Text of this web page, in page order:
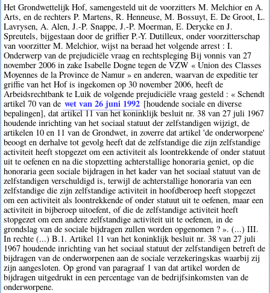
Het Grondwettelijk Hof, samengesteld uit de voorzitters M. Melchior en A.
Arts, en de rechters P. Martens, R. Henneuse, M. Bossuyt, E. De Groot, L.
Lavrysen, A. Alen, J.-P. Snappe, J.-P. Moerman, E. Derycke en J.
Spreutels, bijgestaan door de griffier P.-Y. Dutilleux, onder voorzitterschap
van voorzitter M. Melchior, wijst na beraad het volgende arrest : I.
Onderwerp van de prejudiciële vraag en rechtspleging Bij vonnis van 27
november 2006 in zake Isabelle Dogne tegen de VZW « Union des Classes
Moyennes de la Province de Namur » en anderen, waarvan de expeditie ter
griffie van het Hof is ingekomen op 30 november 2006, heeft de
Arbeidsrechtbank te Luik de volgende prejudiciële vraag gesteld : « Schendt
artikel 70 van de wet van 26 juni 1992 [houdende sociale en diverse
bepalingen], dat artikel 11 van het koninklijk besluit nr. 38 van 27 juli 1967
houdende inrichting van het sociaal statuut der zelfstandigen wijzigt, de
artikelen 10 en 11 van de Grondwet, in zoverre dat artikel 'de onderworpene'
beoogt en derhalve tot gevolg heeft dat de zelfstandige die zijn zelfstandige
activiteit heeft stopgezet om een activiteit als loontrekkende of onder statuut
uit te oefenen en na die stopzetting achterstallige honoraria geniet, op die
honoraria geen sociale bijdragen in het kader van het sociaal statuut van de
zelfstandigen verschuldigd is, terwijl de achterstallige honoraria van een
zelfstandige die zijn zelfstandige activiteit in hoofdberoep heeft stopgezet
om een activiteit als loontrekkende of onder statuut uit te oefenen, maar een
activiteit in bijberoep uitoefent, of die de zelfstandige activiteit heeft
stopgezet om een andere zelfstandige activiteit uit te oefenen, in de
grondslag van de sociale bijdragen zullen worden opgenomen ? ». (...) III.
In rechte (...) B.1. Artikel 11 van het koninklijk besluit nr. 38 van 27 juli
1967 houdende inrichting van het sociaal statuut der zelfstandigen betreft de
bijdragen van de onderworpenen aan de sociale verzekeringskas waarbij zij
zijn aangesloten. Op grond van paragraaf 1 van dat artikel worden de
bijdragen uitgedrukt in een percentage van de bedrijfsinkomsten van de
onderworpene.